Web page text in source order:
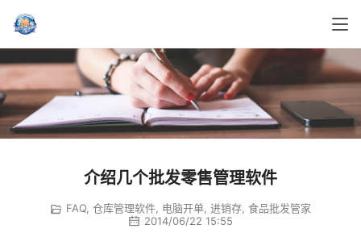
介绍几个批发零售管理软件
FAQ, 仓库管理软件, 电脑开单, 进销存, 食品批发管家
2014/06/22 15:55